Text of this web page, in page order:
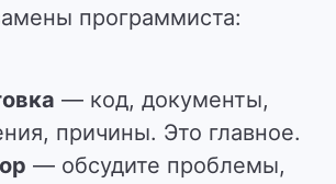
программиста:
— код, документы,
причины. Это главное.
— обсудите проблемы,